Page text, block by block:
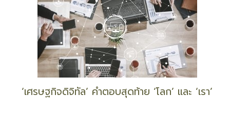
‘เศรษฐกิจดิจิทัล’ คำตอบสุดท้าย ‘โลก’ และ ‘เรา’